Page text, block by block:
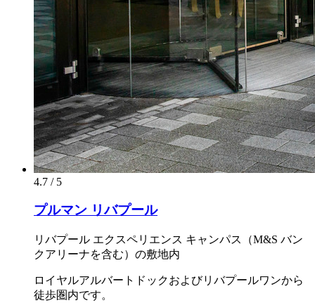
4.7 / 5
プルマン リバプール
リバプール エクスペリエンス キャンパス（M&S バン
クアリーナを含む）の敷地内
ロイヤルアルバートドックおよびリバプールワンから
徒歩圏内です。